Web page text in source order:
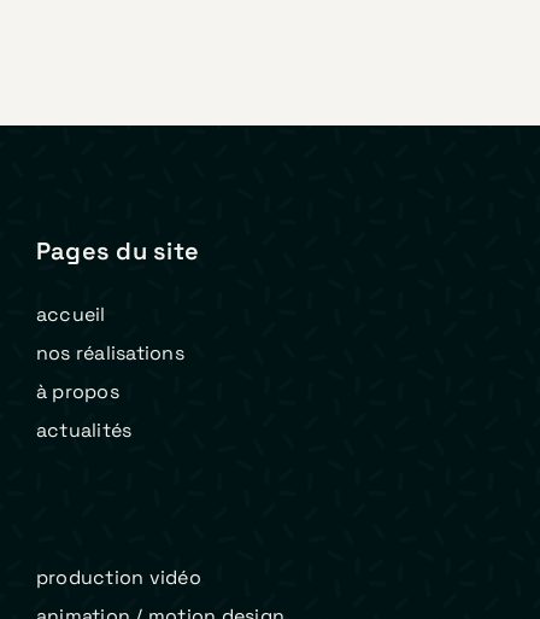
Pages du site
accueil
nos réalisations
à propos
actualités
production vidéo